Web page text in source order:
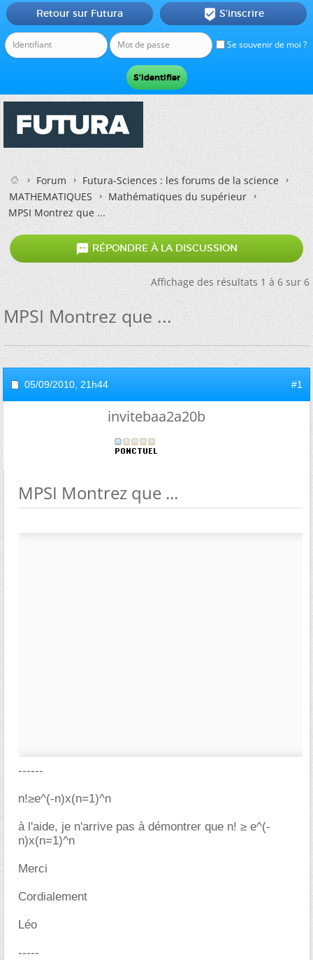
Se souvenir de moi ?
Retour sur Futura  S'inscrire
Forum
Futura-Sciences : les forums de la science
MATHEMATIQUES
Mathématiques du supérieur
MPSI Montrez que ...
 RÉPONDRE À LA DISCUSSION
Affichage des résultats 1 à 6 sur 6
MPSI Montrez que ...
05/09/2010, 21h44 #1
invitebaa2a20b
MPSI Montrez que ...
------
n!≥e^(-n)x(n=1)^n
à l'aide, je n'arrive pas à démontrer que n! ≥ e^(-
n)x(n=1)^n
Merci
Cordialement
Léo
-----